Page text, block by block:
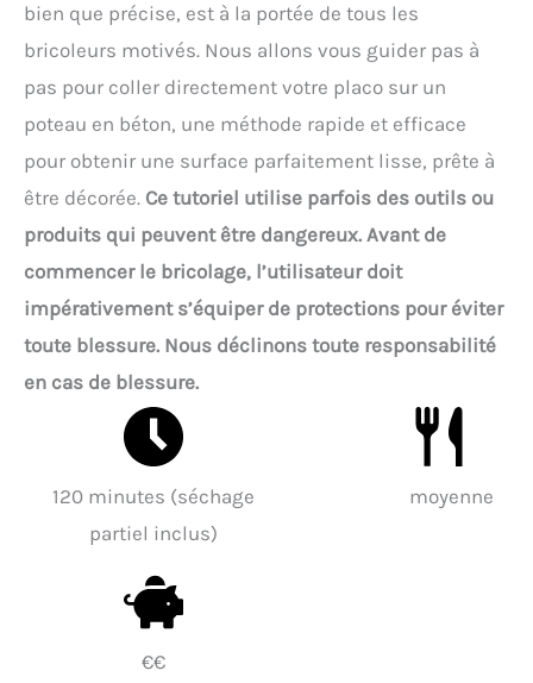
bien que précise, est à la portée de tous les
bricoleurs motivés. Nous allons vous guider pas à
pas pour coller directement votre placo sur un
poteau en béton, une méthode rapide et efficace
pour obtenir une surface parfaitement lisse, prête à
être décorée. Ce tutoriel utilise parfois des outils ou
produits qui peuvent être dangereux. Avant de
commencer le bricolage, l’utilisateur doit
impérativement s’équiper de protections pour éviter
toute blessure. Nous déclinons toute responsabilité
en cas de blessure.
120 minutes (séchage
partiel inclus)
moyenne
€€